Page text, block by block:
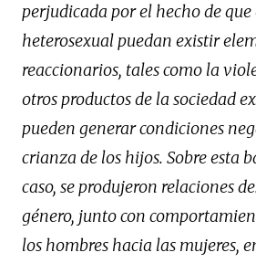
perjudicada por el hecho de
heterosexual puedan existir
reaccionarios, tales como la
otros productos de la sociedad
pueden generar condiciones
crianza de los hijos. Sobre esta
caso, se produjeron relaciones
género, junto con
los hombres hacia las mujeres,